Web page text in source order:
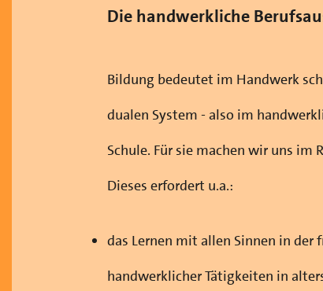
Die handwerkliche
Bildung bedeutet im Handwerk
dualen System - also im
Schule. Für sie machen wir uns im
Dieses erfordert u.a.:
das Lernen mit allen Sinnen in
handwerklicher Tätigkeiten in